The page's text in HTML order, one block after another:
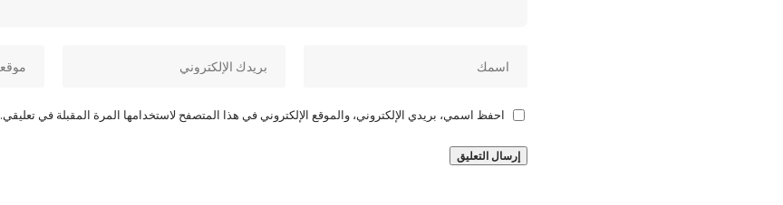
احفظ اسمي، بريدي الإلكتروني، والموقع الإلكتروني في هذا المتصفح لاستخدامها المرة المقبلة في تعليقي.